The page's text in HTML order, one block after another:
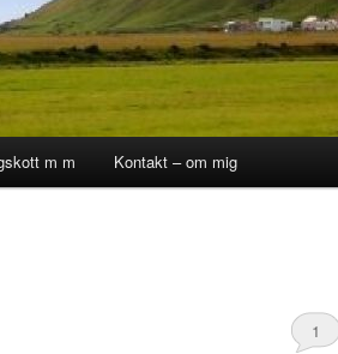
m m Kontakt – om mig
1